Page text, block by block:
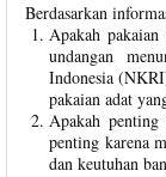
Berdasarkan
Apakah pakaian
undangan
Indonesia
pakaian adat
Apakah
penting karena
dan keutuhan